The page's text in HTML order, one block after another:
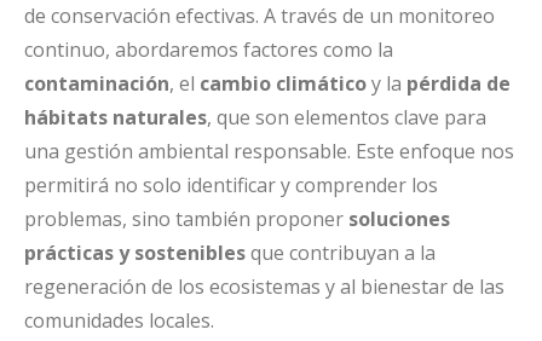
de conservación efectivas. A través de un monitoreo
continuo, abordaremos factores como la
contaminación, el cambio climáticoy la pérdida de
hábitats naturales, que son elementos clave para
una gestión ambiental responsable. Este enfoque nos
permitirá no solo identificar y comprender los
problemas, sino también proponer soluciones
prácticas y sosteniblesque contribuyan a la
regeneración de los ecosistemas y al bienestar de las
comunidades locales.